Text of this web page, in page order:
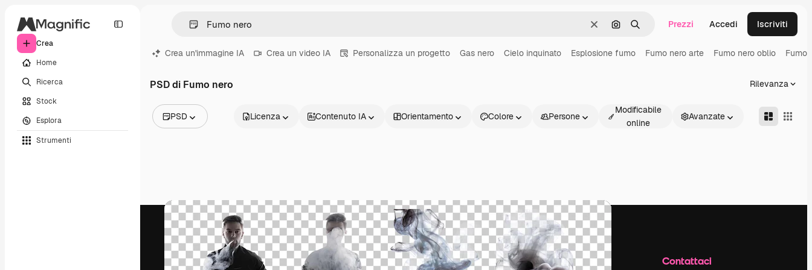
Crea
Home
Ricerca
Stock
Esplora
Strumenti
CancellaCerca per immagine
Ricerca Prezzi Accedi Iscriviti
Crea un'immagine IA Crea un video IA Personalizza un progetto Gas nero Cielo inquinato Esplosione fumo Fumo nero arte Fumo nero oblio Fumo
PSD di Fumo nero Rilevanza
PSD
Video
Clip video
Motion graphic
Modelli di video
Icone
Modelli 3D
Font
Licenza Contenuto IA Orientamento Colore Persone
Modificabile
online
Avanzate
Prodotti Inizia Azienda Contattaci